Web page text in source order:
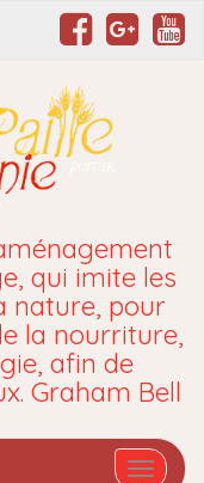
qui imite les
nature, pour
la nourriture,
afin de
Graham Bell